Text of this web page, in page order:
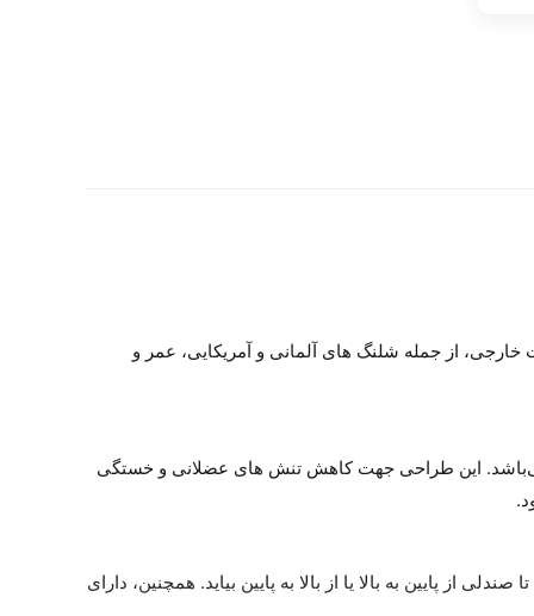
با کیفیت خارجی، از جمله شلنگ های آلمانی و آمریکایی، عمر و
دندانپزشک حین کار می‌باشد. این طراحی جهت کاهش تنش های عضلانی و خستگی
چرخش ۹۰ درجه را نیز دارد. هنگام جا به جایی صندلی، حداکثر ۹ ثانیه طول می‌کشد تا صندلی از پایین به بالا یا از بالا به پایین بیاید. همچنین، دارای